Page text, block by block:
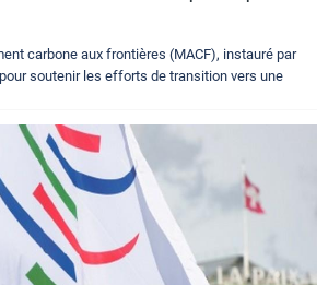
carbone aux frontières (MACF), instauré par
pour soutenir les efforts de transition vers une